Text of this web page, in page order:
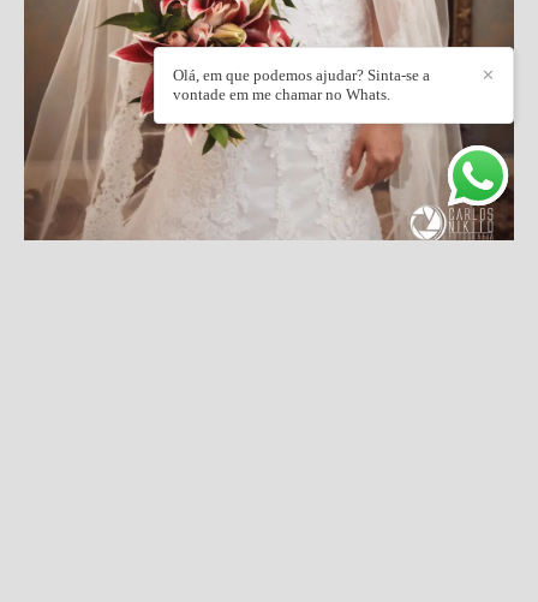
✕
Olá, em que podemos ajudar? Sinta-se a
vontade em me chamar no Whats.